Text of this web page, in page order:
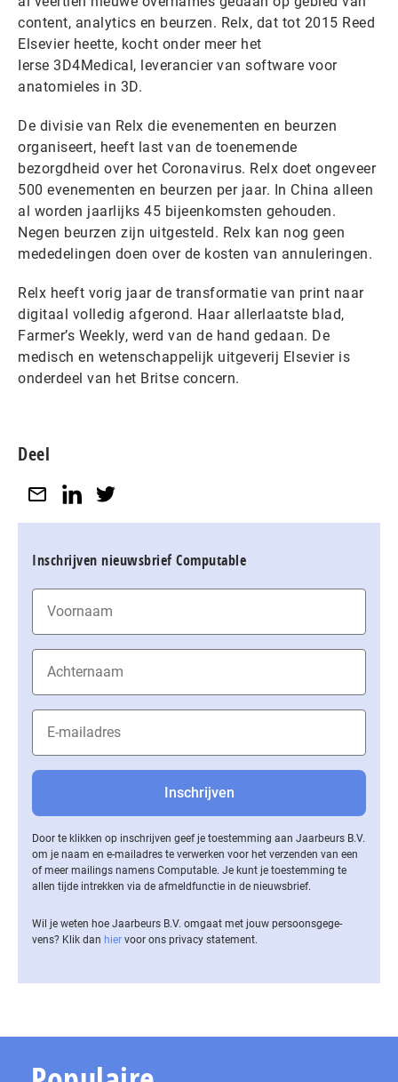
content, analytics en beurzen. Relx, dat tot 2015 Reed
Elsevier heette, kocht onder meer het
Ierse 3D4Medical, leverancier van software voor
anatomieles in 3D.
De divisie van Relx die evenementen en beurzen
organiseert, heeft last van de toenemende
bezorgdheid over het Coronavirus. Relx doet ongeveer
500 evenementen en beurzen per jaar. In China alleen
al worden jaarlijks 45 bijeenkomsten gehouden.
Negen beurzen zijn uitgesteld. Relx kan nog geen
mededelingen doen over de kosten van annuleringen.
Relx heeft vorig jaar de transformatie van print naar
digitaal volledig afgerond. Haar allerlaatste blad,
Farmer’s Weekly, werd van de hand gedaan. De
medisch en wetenschappelijk uitgeverij Elsevier is
onderdeel van het Britse concern.
Deel
Inschrijven nieuwsbrief Computable
Door te klikken op inschrijven geef je toestemming aan Jaarbeurs B.V.
om je naam en e-mailadres te verwerken voor het verzenden van een
of meer mailings namens Computable. Je kunt je toestemming te
allen tijde intrekken via de af­meld­func­tie in de nieuwsbrief.
Wil je weten hoe Jaarbeurs B.V. omgaat met jouw per­soons­ge­ge­
vens? Klik dan hier voor ons privacy statement.